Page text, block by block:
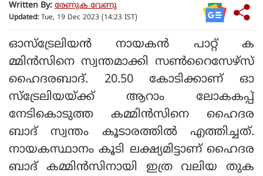
Written By: രേണുക വേണു
Updated: Tue, 19 Dec 2023 (14:23 IST)
ഓസ്‌ട്രേലിയന്‍ നായകന്‍ പാറ്റ് ക
മ്മിന്‍സിനെ സ്വന്തമാക്കി സണ്‍റൈസേഴ്‌സ്
ഹൈദരബാദ്. 20.50 കോടിക്കാണ് ഓ
സ്‌ട്രേലിയയ്ക്ക് ആറാം ലോകകപ്പ്
നേടികൊടുത്ത കമ്മിന്‍സിനെ ഹൈദര
ബാദ് സ്വന്തം കൂടാരത്തില്‍ എത്തിച്ചത്.
നായകസ്ഥാനം കൂടി ലക്ഷ്യമിട്ടാണ് ഹൈദര
ബാദ് കമ്മിന്‍സിനായി ഇത്ര വലിയ തുക